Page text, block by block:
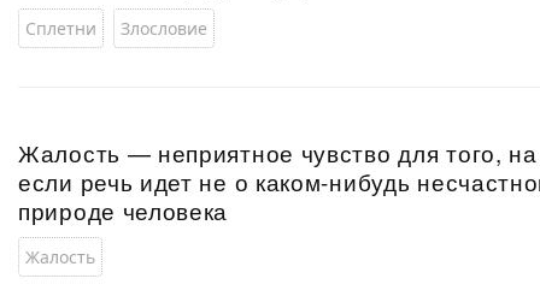
Сплетни Злословие
Жалость — неприятное чувство для того,
если речь идет не о каком-нибудь
природе человека
Жалость